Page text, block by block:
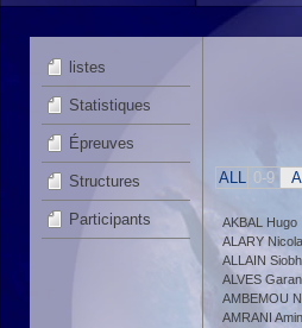
listes
Statistiques
Épreuves
Structures
Participants
ALL 0-9 A
AKBAL Hugo
ALARY
ALLAIN
ALVES
AMBEMOU
AMRANI